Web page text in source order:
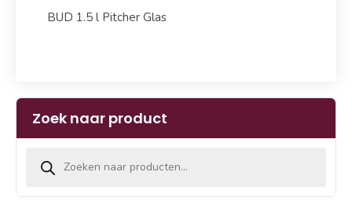
BUD 1.5 l Pitcher Glas
Zoek naar product